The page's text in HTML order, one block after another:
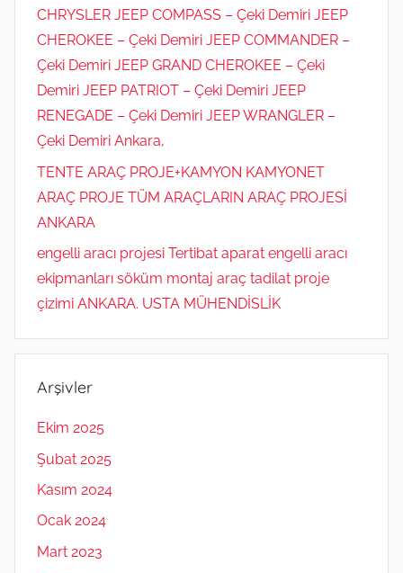
CHRYSLER JEEP COMPASS – Çeki Demiri JEEP
CHEROKEE – Çeki Demiri JEEP COMMANDER –
Çeki Demiri JEEP GRAND CHEROKEE – Çeki
Demiri JEEP PATRIOT – Çeki Demiri JEEP
RENEGADE – Çeki Demiri JEEP WRANGLER –
Çeki Demiri Ankara,
TENTE ARAÇ PROJE+KAMYON KAMYONET
ARAÇ PROJE TÜM ARAÇLARIN ARAÇ PROJESİ
ANKARA
engelli aracı projesi Tertibat aparat engelli aracı
ekipmanları söküm montaj araç tadilat proje
çizimi ANKARA. USTA MÜHENDİSLİK
Arşivler
Ekim 2025
Şubat 2025
Kasım 2024
Ocak 2024
Mart 2023